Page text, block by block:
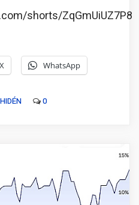
shorts/ZqGmUiUZ7P8
X WhatsApp
0